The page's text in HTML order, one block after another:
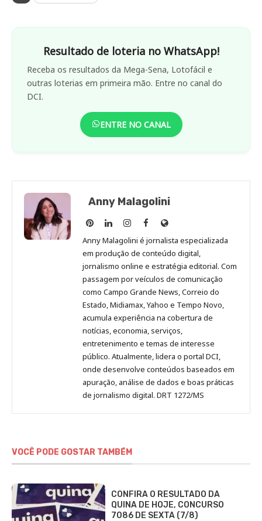
Resultado de loteria no WhatsApp!
Receba os resultados da Mega-Sena, Lotofácil e
outras loterias em primeira mão. Entre no canal do
DCI.
ENTRE NO CANAL
Anny Malagolini
Anny
Malagolini
no
Pinterest
Anny
Malagolini
no
LinkedIn
Anny
Malagolini
no
Instagram
Anny
Malagolini
no
Facebook
Site
de
Anny
Malagolini
Anny Malagolini é jornalista especializada
em produção de conteúdo digital,
jornalismo online e estratégia editorial. Com
passagem por veículos de comunicação
como Campo Grande News, Correio do
Estado, Midiamax, Yahoo e Tempo Novo,
acumula experiência na cobertura de
notícias, economia, serviços,
entretenimento e temas de interesse
público. Atualmente, lidera o portal DCI,
onde desenvolve conteúdos baseados em
apuração, análise de dados e boas práticas
de jornalismo digital. DRT 1272/MS
VOCÊ PODE GOSTAR TAMBÉM
CONFIRA O RESULTADO DA
QUINA DE HOJE, CONCURSO
7086 DE SEXTA (7/8)